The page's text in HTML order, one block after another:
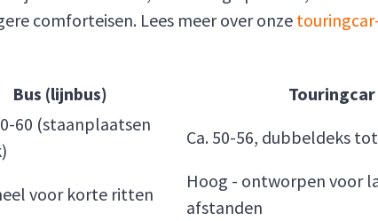
comforteisen. Lees meer over onze
Bus (lijnbus)
Touringcar
60 (staanplaatsen
Ca. 50-56, dubbeldeks
voor korte ritten
Hoog - ontworpen voor
afstanden